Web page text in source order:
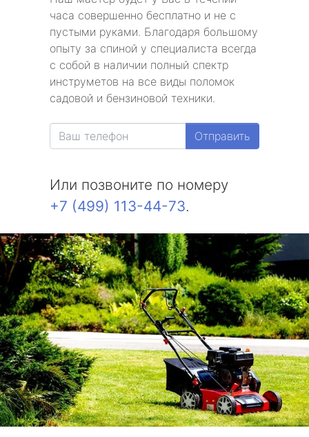
часа совершенно бесплатно и не с
пустыми руками. Благодаря большому
опыту за спиной у специалиста всегда
с собой в наличии полный спектр
инструметов на все виды поломок
садовой и бензиновой техники.
Отправить
Или позвоните по номеру
+7 (499) 113-44-73.